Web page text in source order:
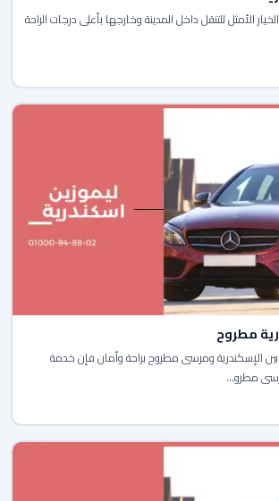
الأمثل للتنقل داخل المدينة وخارجها بأعلى درجات الراحة
مطروح
الإسكندرية ومرسى مطروح براحة وأمان فإن خدمة
مطرو...